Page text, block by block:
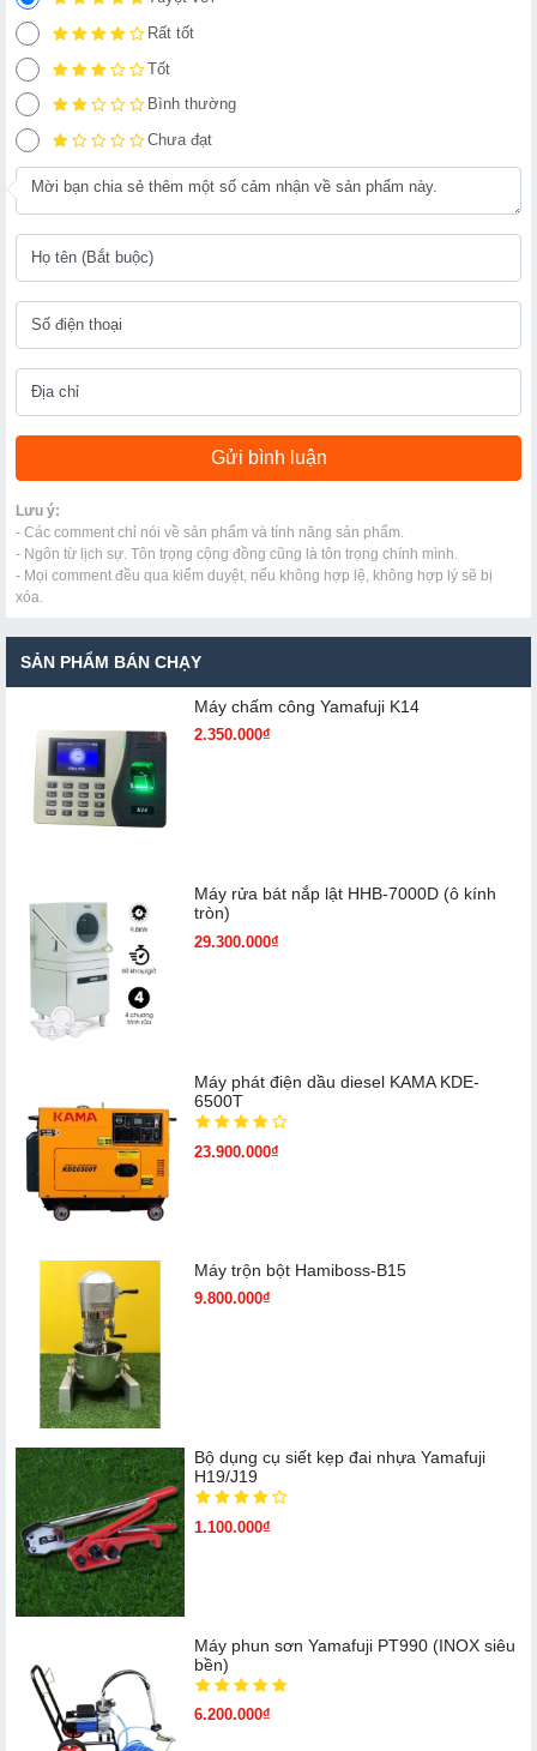
Rất tốt
Tốt
Bình thường
Chưa đạt
Lưu ý:
- Các comment chỉ nói về sản phẩm và tính năng sản phẩm.
- Ngôn từ lịch sự. Tôn trọng cộng đồng cũng là tôn trọng chính mình.
- Mọi comment đều qua kiểm duyệt, nếu không hợp lệ, không hợp lý sẽ bị
xóa.
SẢN PHẨM BÁN CHẠY
Máy chấm cô​ng Yamafuji K14
2.350.000₫
Máy rửa bát nắp lật HHB-7000D (ô kính
tròn)
29.300.000₫
Máy phát điện dầu diesel KAMA KDE-
6500T
23.900.000₫
Máy trộn bột Hamiboss-B15
9.800.000₫
Bộ dụng cụ siết kẹp đai nhựa Yamafuji
H19/J19
1.100.000₫
Máy phun sơn Yamafuji PT990 (INOX siêu
bền)
6.200.000₫